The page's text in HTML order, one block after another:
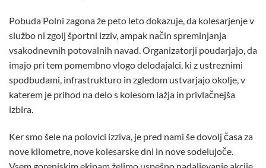
Pobuda Polni zagona že peto leto dokazuje, da kolesarjenje v
službo ni zgolj športni izziv, ampak način spreminjanja
vsakodnevnih potovalnih navad. Organizatorji poudarjajo, da
imajo pri tem pomembno vlogo delodajalci, ki z ustreznimi
spodbudami, infrastrukturo in zgledom ustvarjajo okolje, v
katerem je prihod na delo s kolesom lažja in privlačnejša
izbira.
Ker smo šele na polovici izziva, je pred nami še dovolj časa za
nove kilometre, nove kolesarske dni in nove sodelujoče.